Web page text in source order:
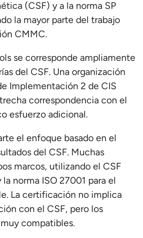
(CSF) y a la norma SP
la mayor parte del trabajo
CMMC.
se corresponde ampliamente
del CSF. Una organización
Implementación 2 de CIS
correspondencia con el
esfuerzo adicional.
el enfoque basado en el
del CSF. Muchas
marcos, utilizando el CSF
norma ISO 27001 para el
La certificación no implica
con el CSF, pero los
compatibles.